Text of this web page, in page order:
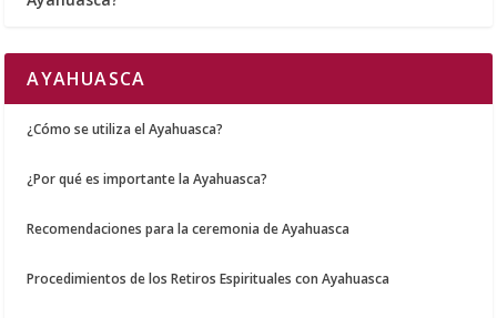
AYAHUASCA
¿Cómo se utiliza el Ayahuasca?
¿Por qué es importante la Ayahuasca?
Recomendaciones para la ceremonia de Ayahuasca
Procedimientos de los Retiros Espirituales con Ayahuasca